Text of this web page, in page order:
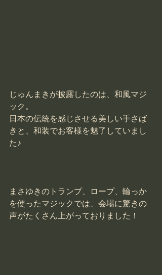
じゅんまきが披露したのは、和風マジ
ック。
日本の伝統を感じさせる美しい手さば
きと、和装でお客様を魅了していまし
た♪
まさゆきのトランプ、ロープ、輪っか
を使ったマジックでは、会場に驚きの
声がたくさん上がっておりました！